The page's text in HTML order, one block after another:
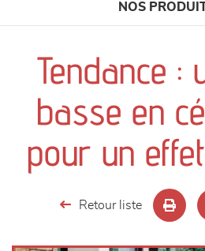
NOS
canapés et fauteuils
séjours
chambres et dressing
Tendance :
basse en
pour un
Retour liste